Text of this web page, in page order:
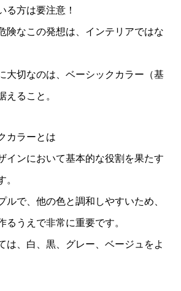
る方は要注意！
険なこの発想は、インテリアではな
大切なのは、ベーシックカラー（基
えること。
カラーとは
インにおいて基本的な役割を果たす
。
ルで、他の色と調和しやすいため、
るうえで非常に重要です。
は、白、黒、グレー、ベージュをよ